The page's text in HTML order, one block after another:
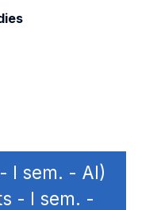
I sem. - AI)
- I sem. -